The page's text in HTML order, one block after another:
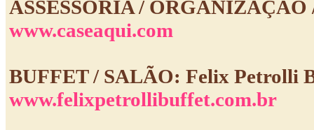
ASSESSORIA /
www.caseaqui.com
BUFFET / SALÃO: Felix Petrolli
www.felixpetrollibuffet.com.br